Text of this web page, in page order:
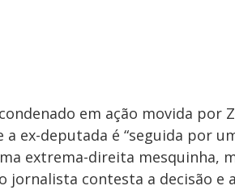
em ação movida por
a ex-deputada é “seguida por
extrema-direita mesquinha,
jornalista contesta a decisão e